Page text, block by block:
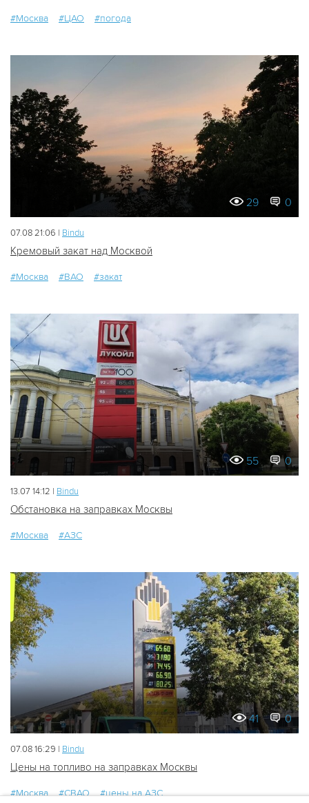
#Москва #ЦАО #погода
29 0
07.08 21:06 | Bindu
Кремовый закат над Москвой
#Москва #ВАО #закат
55 0
13.07 14:12 | Bindu
Обстановка на заправках Москвы
#Москва #АЗС
41 0
07.08 16:29 | Bindu
Цены на топливо на заправках Москвы
#Москва #СВАО
#цены на АЗС